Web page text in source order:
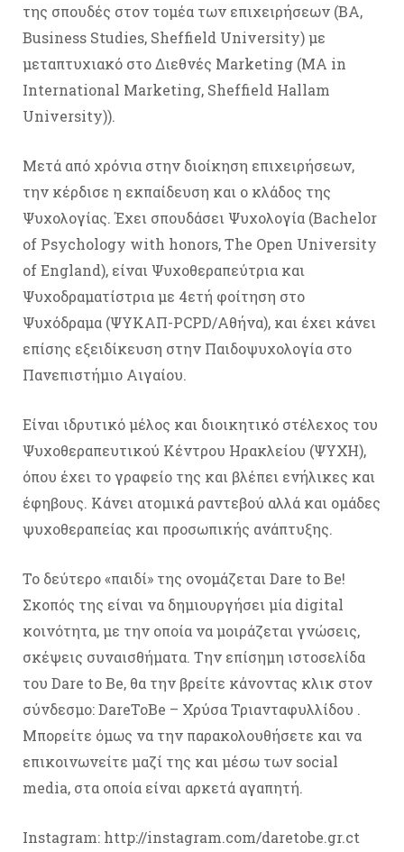
της σπουδές στον τομέα των επιχειρήσεων (BA,
Business Studies, Sheffield University) με
μεταπτυχιακό στο Διεθνές Marketing (MA in
International Marketing, Sheffield Hallam
University)).
Μετά από χρόνια στην διοίκηση επιχειρήσεων,
την κέρδισε η εκπαίδευση και ο κλάδος της
Ψυχολογίας. Έχει σπουδάσει Ψυχολογία (Bachelor
of Psychology with honors, The Open University
of England), είναι Ψυχοθεραπεύτρια και
Ψυχοδραματίστρια με 4ετή φοίτηση στο
Ψυχόδραμα (ΨΥΚΑΠ-PCPD/Αθήνα), και έχει κάνει
επίσης εξειδίκευση στην Παιδοψυχολογία στο
Πανεπιστήμιο Αιγαίου.
Είναι ιδρυτικό μέλος και διοικητικό στέλεχος του
Ψυχοθεραπευτικού Κέντρου Ηρακλείου (ΨΥΧΗ),
όπου έχει το γραφείο της και βλέπει ενήλικες και
έφηβους. Κάνει ατομικά ραντεβού αλλά και ομάδες
ψυχοθεραπείας και προσωπικής ανάπτυξης.
Το δεύτερο «παιδί» της ονομάζεται Dare to Be!
Σκοπός της είναι να δημιουργήσει μία digital
κοινότητα, με την οποία να μοιράζεται γνώσεις,
σκέψεις συναισθήματα. Tην επίσημη ιστοσελίδα
του Dare to Be, θα την βρείτε κάνοντας κλικ στον
σύνδεσμο: DareToBe – Χρύσα Τριανταφυλλίδου .
Μπορείτε όμως να την παρακολουθήσετε και να
επικοινωνείτε μαζί της και μέσω των social
media, στα οποία είναι αρκετά αγαπητή.
Instagram: http://instagram.com/daretobe.gr.ct